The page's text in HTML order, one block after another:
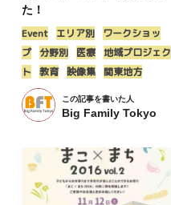
た！
Event エリア別
ワークショッ
プ
分野別 医療 地域プロジェク
ト
教育 映像集 関東地方
この記事を書いた人
Big Family Tokyo